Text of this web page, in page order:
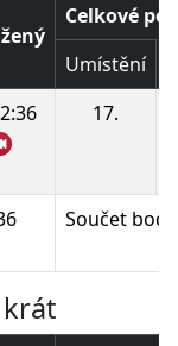
Celkové
Umístění
17.
Součet
krát